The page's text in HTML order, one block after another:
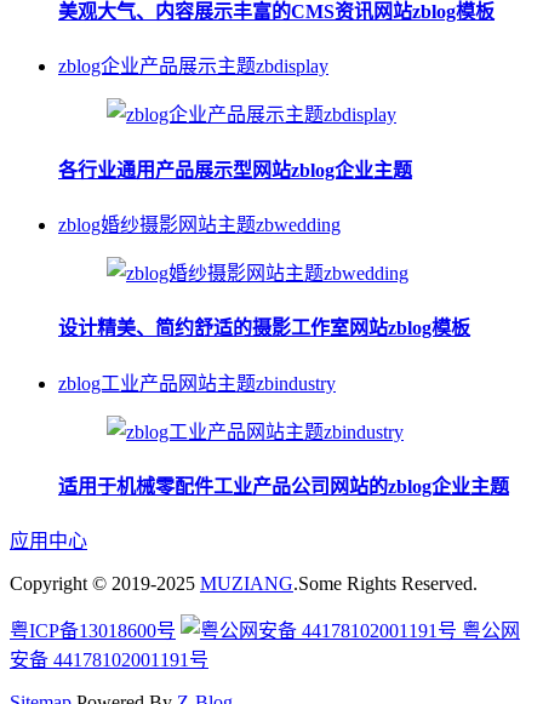
美观大气、内容展示丰富的CMS资讯网站zblog模板
zblog企业产品展示主题zbdisplay
各行业通用产品展示型网站zblog企业主题
zblog婚纱摄影网站主题zbwedding
设计精美、简约舒适的摄影工作室网站zblog模板
zblog工业产品网站主题zbindustry
适用于机械零配件工业产品公司网站的zblog企业主题
应用中心
Copyright © 2019-2025 MUZIANG.Some Rights Reserved.
粤ICP备13018600号
粤公网
安备 44178102001191号